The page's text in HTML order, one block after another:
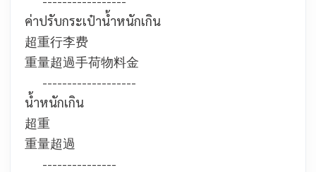
ค่าปรับกระเป๋าน้ำหนักเกิน
超重行李费
重量超過手荷物料金
-------------------
น้ำหนักเกิน
超重
重量超過
---------------